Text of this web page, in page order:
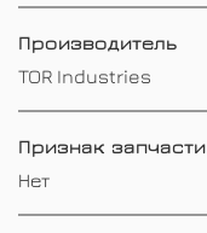
Производитель
TOR Industries
Признак запчасти
Нет